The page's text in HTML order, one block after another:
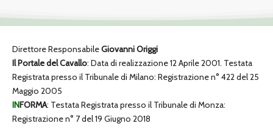
Direttore ResponsabileGiovanni Origgi
Il Portale del Cavallo: Data di realizzazione 12 Aprile 2001. Testata
Registrata presso il Tribunale di Milano: Registrazione n° 422 del 25
Maggio 2005
INFORMA: Testata Registrata presso il Tribunale di Monza:
Registrazione n° 7 del 19 Giugno 2018